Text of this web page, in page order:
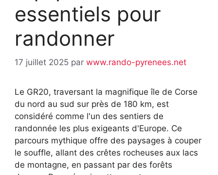
essentiels pour
randonner
17 juillet 2025 par www.rando-pyrenees.net
Le GR20, traversant la magnifique île de Corse
du nord au sud sur près de 180 km, est
considéré comme l'un des sentiers de
randonnée les plus exigeants d'Europe. Ce
parcours mythique offre des paysages à couper
le souffle, allant des crêtes rocheuses aux lacs
de montagne, en passant par des forêts